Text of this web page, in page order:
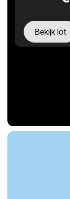
Bekijk lot